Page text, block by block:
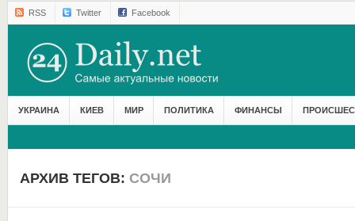
RSS Twitter Facebook
УКРАИНА КИЕВ МИР ПОЛИТИКА ФИНАНСЫ
АРХИВ ТЕГОВ: СОЧИ